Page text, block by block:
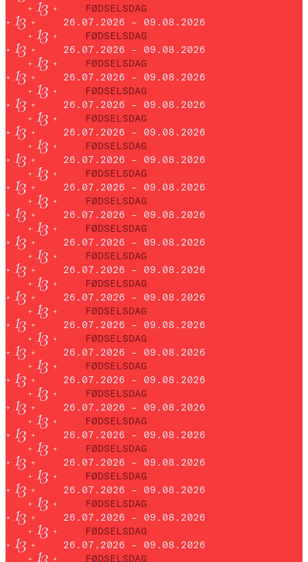
FØDSELSDAG
26.07.2026 – 09.08.2026
FØDSELSDAG
26.07.2026 – 09.08.2026
FØDSELSDAG
26.07.2026 – 09.08.2026
FØDSELSDAG
26.07.2026 – 09.08.2026
FØDSELSDAG
26.07.2026 – 09.08.2026
FØDSELSDAG
26.07.2026 – 09.08.2026
FØDSELSDAG
26.07.2026 – 09.08.2026
FØDSELSDAG
26.07.2026 – 09.08.2026
FØDSELSDAG
26.07.2026 – 09.08.2026
FØDSELSDAG
26.07.2026 – 09.08.2026
FØDSELSDAG
26.07.2026 – 09.08.2026
FØDSELSDAG
26.07.2026 – 09.08.2026
FØDSELSDAG
26.07.2026 – 09.08.2026
FØDSELSDAG
26.07.2026 – 09.08.2026
FØDSELSDAG
26.07.2026 – 09.08.2026
FØDSELSDAG
26.07.2026 – 09.08.2026
FØDSELSDAG
26.07.2026 – 09.08.2026
FØDSELSDAG
26.07.2026 – 09.08.2026
FØDSELSDAG
26.07.2026 – 09.08.2026
FØDSELSDAG
26.07.2026 – 09.08.2026
FØDSELSDAG